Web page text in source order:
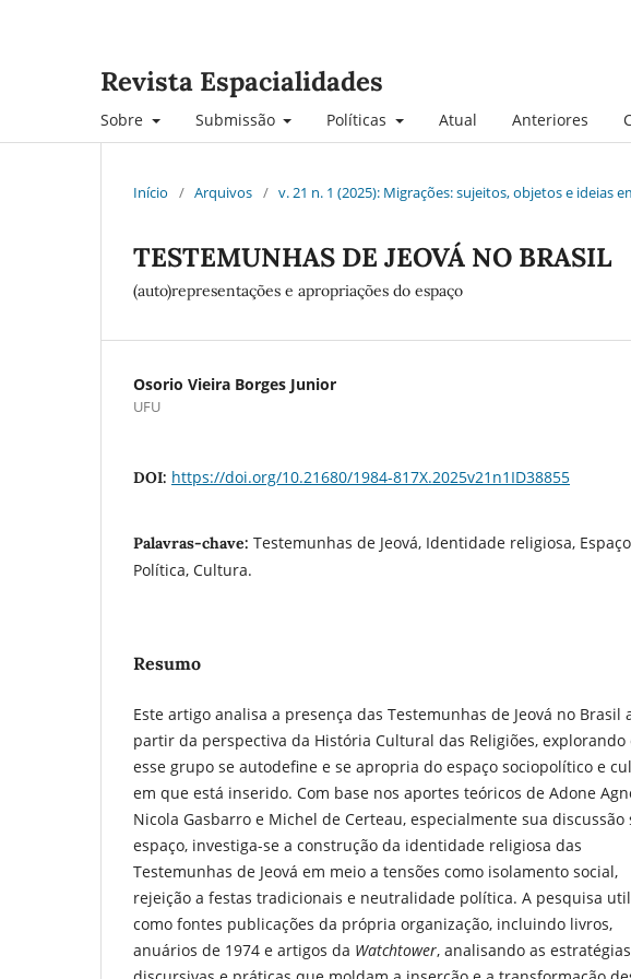
Revista Espacialidades
Sobre Submissão Políticas Atual Anteriores
Início / Arquivos / v. 21 n. 1 (2025): Migrações: sujeitos, objetos e ideias
TESTEMUNHAS DE JEOVÁ NO BRASIL
(auto)representações e apropriações do espaço
Osorio Vieira Borges Junior
UFU
DOI: https://doi.org/10.21680/1984-817X.2025v21n1ID38855
Palavras-chave: Testemunhas de Jeová, Identidade religiosa,
Política, Cultura.
Resumo
Este artigo analisa a presença das Testemunhas de Jeová no Brasil
partir da perspectiva da História Cultural das Religiões, explorando
esse grupo se autodefine e se apropria do espaço sociopolítico e
em que está inserido. Com base nos aportes teóricos de Adone
Nicola Gasbarro e Michel de Certeau, especialmente sua discussão
espaço, investiga-se a construção da identidade religiosa das
Testemunhas de Jeová em meio a tensões como isolamento social,
rejeição a festas tradicionais e neutralidade política. A pesquisa
como fontes publicações da própria organização, incluindo livros,
anuários de 1974 e artigos da Watchtower, analisando as estratégias